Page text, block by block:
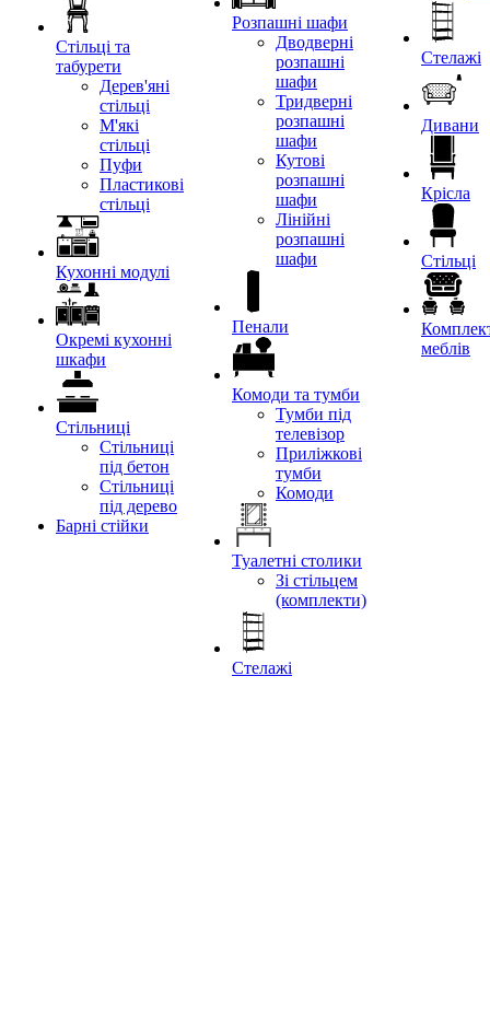
Стільці та
табурети
Дерев'яні
стільці
М'які
стільці
Пуфи
Пластикові
стільці
Кухонні модулі
Окремі кухонні
шкафи
Стільниці
Стільниці
під бетон
Стільниці
під дерево
Барні стійки
Розпашні шафи
Дводверні
розпашні
шафи
Тридверні
розпашні
шафи
Кутові
розпашні
шафи
Лінійні
розпашні
шафи
Пенали
Комоди та тумби
Тумби під
телевізор
Приліжкові
тумби
Комоди
Туалетні столики
Зі стільцем
(комплекти)
Стелажі
Стелажі
Дивани
Крісла
Стільці
меблів